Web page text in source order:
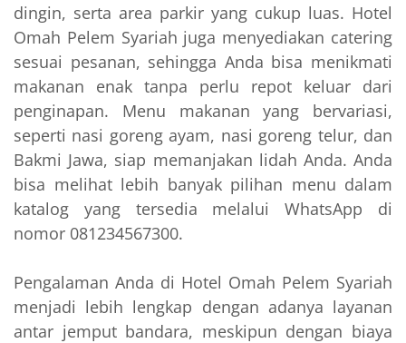
dingin, serta area parkir yang cukup luas. Hotel
Omah Pelem Syariah juga menyediakan catering
sesuai pesanan, sehingga Anda bisa menikmati
makanan enak tanpa perlu repot keluar dari
penginapan. Menu makanan yang bervariasi,
seperti nasi goreng ayam, nasi goreng telur, dan
Bakmi Jawa, siap memanjakan lidah Anda. Anda
bisa melihat lebih banyak pilihan menu dalam
katalog yang tersedia melalui WhatsApp di
nomor 081234567300.
Pengalaman Anda di Hotel Omah Pelem Syariah
menjadi lebih lengkap dengan adanya layanan
antar jemput bandara, meskipun dengan biaya